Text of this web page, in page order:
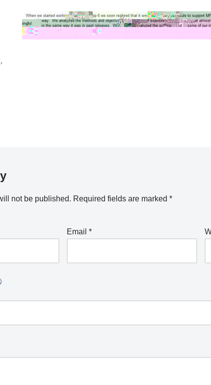
.
not be published. Required fields are marked *
Email *